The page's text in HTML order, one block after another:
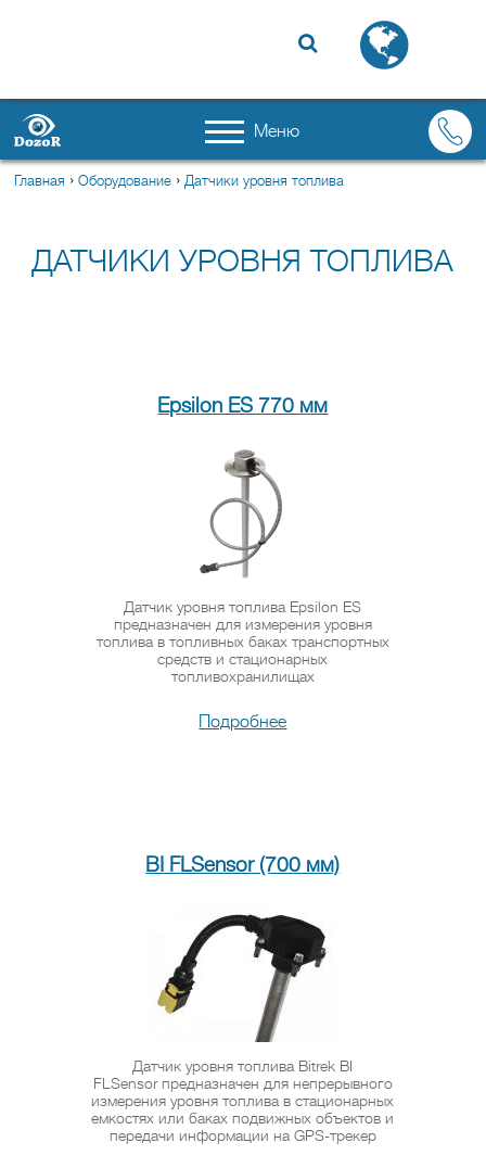

Меню
Главная ›Оборудование ›Датчики уровня топлива
ДАТЧИКИ УРОВНЯ ТОПЛИВА
Epsilon ES 770 мм
Датчик уровня топлива Epsilon ES
предназначен для измерения уровня
топлива в топливных баках транспортных
средств и стационарных
топливохранилищах
Подробнее
BI FLSensor (700 мм)
Датчик уровня топлива Bitrek BI
FLSensor предназначен для непрерывного
измерения уровня топлива в стационарных
емкостях или баках подвижных объектов и
передачи информации на GPS-трекер